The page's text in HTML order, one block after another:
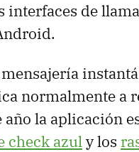
interfaces de
normalmente a
la aplicación
check azuly los